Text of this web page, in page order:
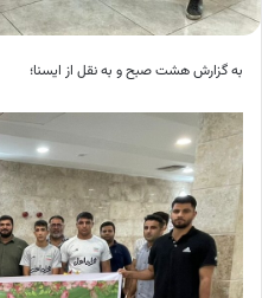
به گزارش هشت صبح و به نقل از ایسنا؛